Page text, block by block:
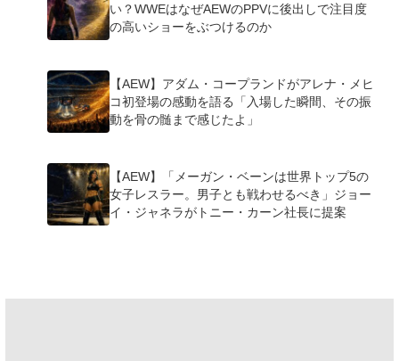
い？WWEはなぜAEWのPPVに後出しで注目度
の高いショーをぶつけるのか
【AEW】アダム・コープランドがアレナ・メヒ
コ初登場の感動を語る「入場した瞬間、その振
動を骨の髄まで感じたよ」
【AEW】「メーガン・ベーンは世界トップ5の
女子レスラー。男子とも戦わせるべき」ジョー
イ・ジャネラがトニー・カーン社長に提案